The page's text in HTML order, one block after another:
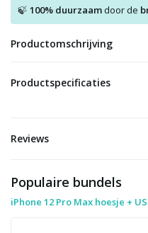
🍃 100% duurzaamdoor de
Productomschrijving
Productspecificaties
Reviews
Populaire bundels
iPhone 12 Pro Max hoesje +